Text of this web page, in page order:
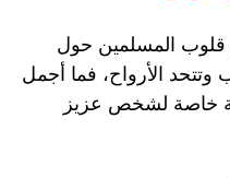
قلوب المسلمين حول
وتتحد الأرواح، فما أجمل
خاصة لشخص عزيز